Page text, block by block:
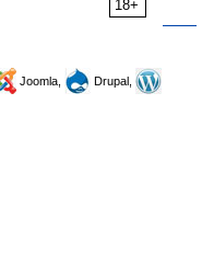
18+
Joomla,
Drupal,